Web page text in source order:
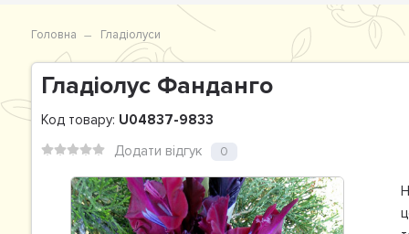
Головна Гладіолуси
Гладiолус Фанданго
Код товару: U04837-9833
Додати відгук
0